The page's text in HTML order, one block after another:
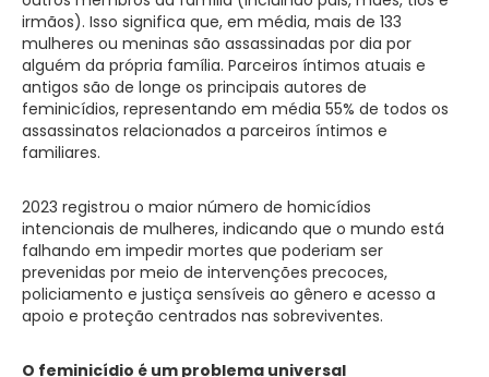
irmãos). Isso significa que, em média, mais de 133
mulheres ou meninas são assassinadas por dia por
alguém da própria família. Parceiros íntimos atuais e
antigos são de longe os principais autores de
feminicídios, representando em média 55% de todos os
assassinatos relacionados a parceiros íntimos e
familiares.
2023 registrou o maior número de homicídios
intencionais de mulheres, indicando que o mundo está
falhando em impedir mortes que poderiam ser
prevenidas por meio de intervenções precoces,
policiamento e justiça sensíveis ao gênero e acesso a
apoio e proteção centrados nas sobreviventes.
O feminicídio é um problema universal